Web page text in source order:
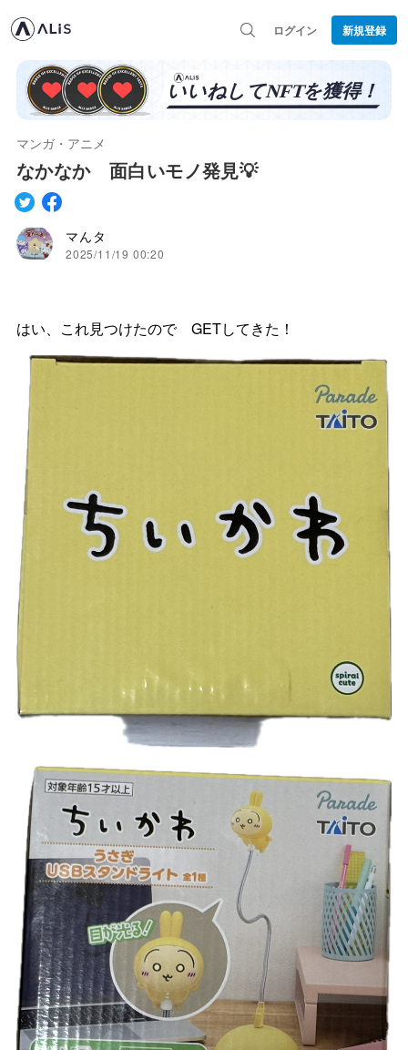
ログイン 新規登録
マンガ・アニメ
なかなか 面白いモノ発見💡
マんタ
2025/11/19 00:20
はい、これ見つけたので GETしてきた！